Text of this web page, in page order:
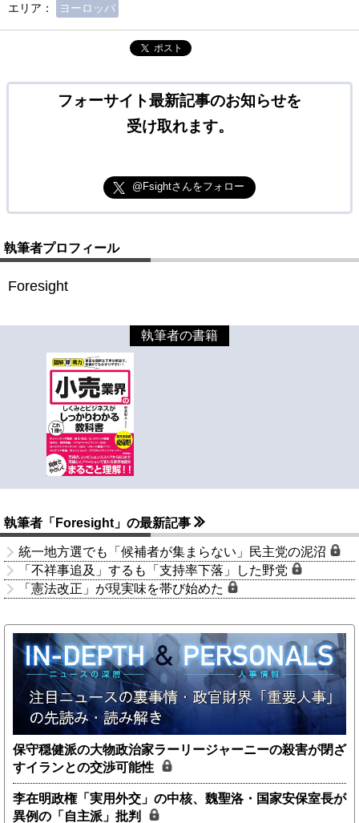
エリア：
ヨーロッパ
ポスト
フォーサイト最新記事のお知らせを
受け取れます。
@Fsightさんをフォロー
執筆者プロフィール
Foresight
執筆者の書籍
執筆者「Foresight」の最新記事
統一地方選でも「候補者が集まらない」民主党の泥沼
「不祥事追及」するも「支持率下落」した野党
「憲法改正」が現実味を帯び始めた
保守穏健派の大物政治家ラーリージャーニーの殺害が閉ざ
すイランとの交渉可能性
李在明政権「実用外交」の中核、魏聖洛・国家安保室長が
異例の「自主派」批判